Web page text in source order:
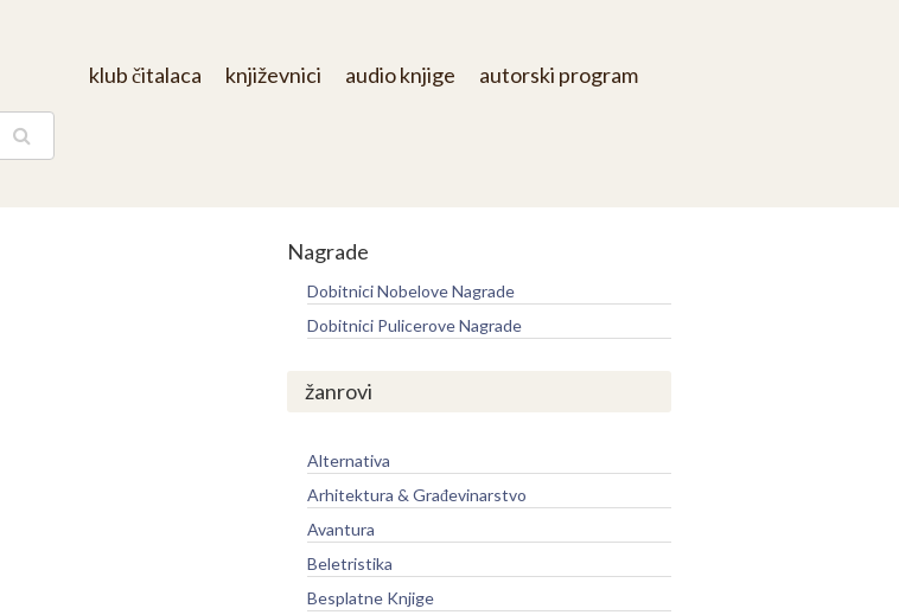
klub čitalaca književnici audio knjige autorski program
Nagrade
Dobitnici Nobelove Nagrade
Dobitnici Pulicerove Nagrade
žanrovi
Alternativa
Arhitektura & Građevinarstvo
Avantura
Beletristika
Besplatne Knjige